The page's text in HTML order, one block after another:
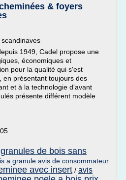
& foyers
1949, Cadel propose une
économiques et
pour la qualité qui s'est
en présentant toujours des
et à la technologie d'avant
présente différent modèle
de bois sans
a granule avis de consommateur
avec insert / avis